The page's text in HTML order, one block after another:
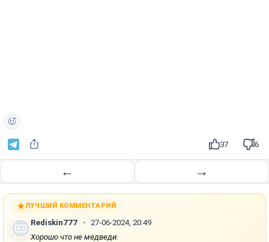
37 6
← →
ЛУЧШИЙ КОММЕНТАРИЙ
Rediskin777
27-06-2024, 20:49
Хорошо что не медведи.